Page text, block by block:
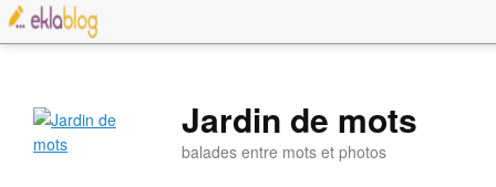
Jardin de mots
balades entre mots et photos